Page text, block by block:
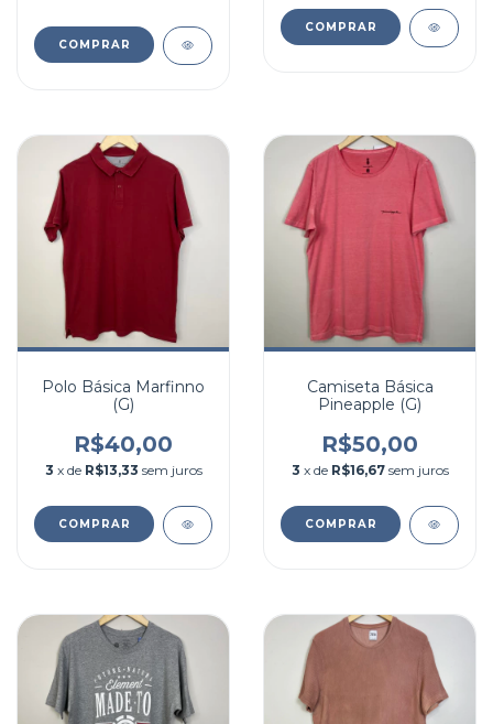
COMPRAR
COMPRAR
Polo Básica Marfinno
(G)
R$40,00
3 x de R$13,33 sem juros
COMPRAR
Camiseta Básica
Pineapple (G)
R$50,00
3 x de R$16,67 sem juros
COMPRAR